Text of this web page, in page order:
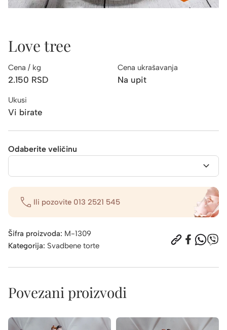
Love tree
Cena / kg
2.150 RSD
Cena ukrašavanja
Na upit
Ukusi
Vi birate
Odaberite veličinu
Ili pozovite 013 2521 545
Šifra proizvoda: M-1309
Kategorija: Svadbene torte
Povezani proizvodi